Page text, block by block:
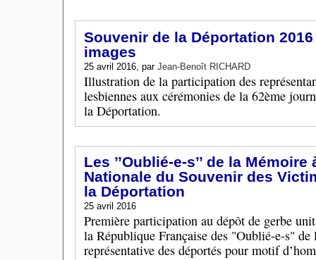
Souvenir de la Déportation
images
25 avril 2016, par Jean-Benoît RICHARD
Illustration de la participation des
lesbiennes aux cérémonies de la 62ème
la Déportation.
Les ’’Oublié-e-s’’ de la
Nationale du Souvenir des
la Déportation
25 avril 2016
Première participation au dépôt de gerbe
la République Française des "Oublié-e-s"
représentative des déportés pour motif